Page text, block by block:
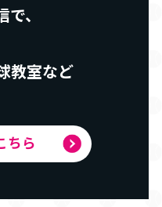
、
教室など
ちら